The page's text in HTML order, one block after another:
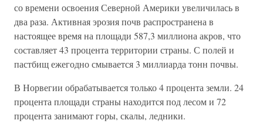
со времени освоения Северной Америки увеличилась в
два раза. Активная эрозия почв распространена в
настоящее время на площади 587,3 миллиона акров, что
составляет 43 процента территории страны. С полей и
пастбищ ежегодно смывается 3 миллиарда тонн почвы.
В Норвегии обрабатывается только 4 процента земли. 24
процента площади страны находится под лесом и 72
процента занимают горы, скалы, ледники.